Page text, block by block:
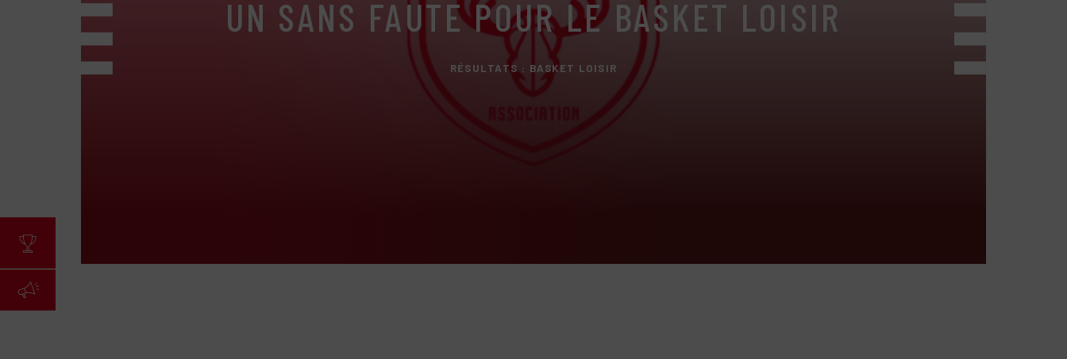
UN SANS FAUTE POUR LE BASKET LOISIR
RÉSULTATS : BASKET LOISIR